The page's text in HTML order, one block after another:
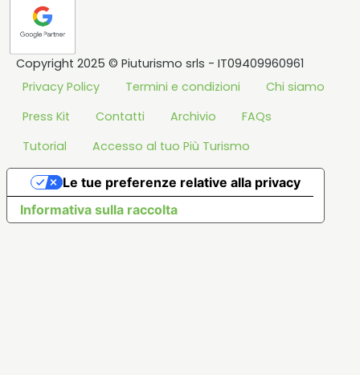
Copyright 2025 © Piuturismo srls - IT09409960961
Privacy Policy
Termini e condizioni
Chi siamo
Press Kit
Contatti Archivio
FAQs
Tutorial
Accesso al tuo Più Turismo
Informativa sulla raccolta
Le tue preferenze relative alla privacy